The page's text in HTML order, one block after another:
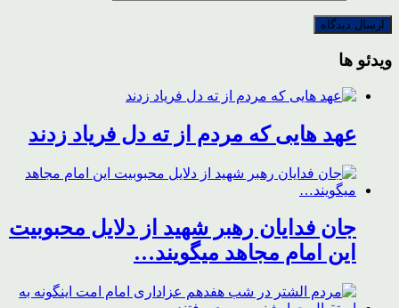
ویدئو ها
عهد هایی که مردم از ته دل فریاد زدند
جان فدایان رهبر شهید از دلایل محبوبیت
این امام مجاهد میگویند…